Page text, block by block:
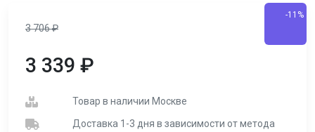
3 706₽
-11%
3 339 ₽
Товар в наличии Москве
Доставка 1-3 дня в зависимости от метода